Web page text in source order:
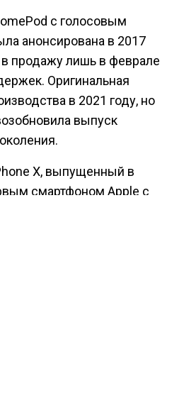
с голосовым
анонсирована в 2017
в продажу лишь в феврале
Оригинальная
в 2021 году, но
выпуск
X, выпущенный в
смартфоном Apple с